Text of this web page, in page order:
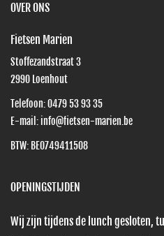
OVER ONS
Fietsen Marien
Stoffezandstraat 3
2990 Loenhout
Telefoon:0479 53 93 35
E-mail: info@fietsen-marien.be
BTW: BE0749411508
OPENINGSTIJDEN
Wij zijn tijdens de lunch gesloten,